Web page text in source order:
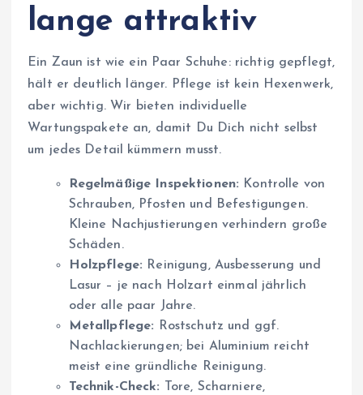
lange attraktiv
Ein Zaun ist wie ein Paar Schuhe: richtig gepflegt,
hält er deutlich länger. Pflege ist kein Hexenwerk,
aber wichtig. Wir bieten individuelle
Wartungspakete an, damit Du Dich nicht selbst
um jedes Detail kümmern musst.
Regelmäßige Inspektionen: Kontrolle von
Schrauben, Pfosten und Befestigungen.
Kleine Nachjustierungen verhindern große
Schäden.
Holzpflege: Reinigung, Ausbesserung und
Lasur – je nach Holzart einmal jährlich
oder alle paar Jahre.
Metallpflege: Rostschutz und ggf.
Nachlackierungen; bei Aluminium reicht
meist eine gründliche Reinigung.
Technik-Check:
Tore, Scharniere,